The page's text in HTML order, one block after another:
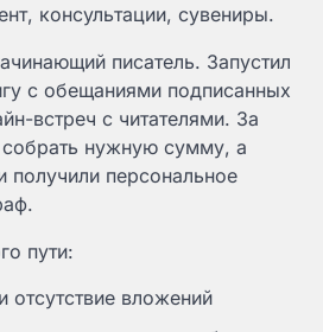
консультации, сувениры.
писатель. Запустил
с обещаниями подписанных
встреч с читателями. За
нужную сумму, а
получили персональное
пути:
отсутствие вложений